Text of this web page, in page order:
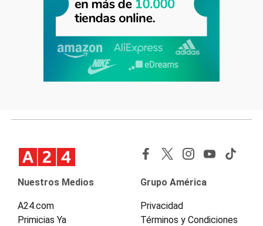
Nuestros Medios
A24.com
Primicias Ya
Grupo América
Privacidad
Términos y Condiciones